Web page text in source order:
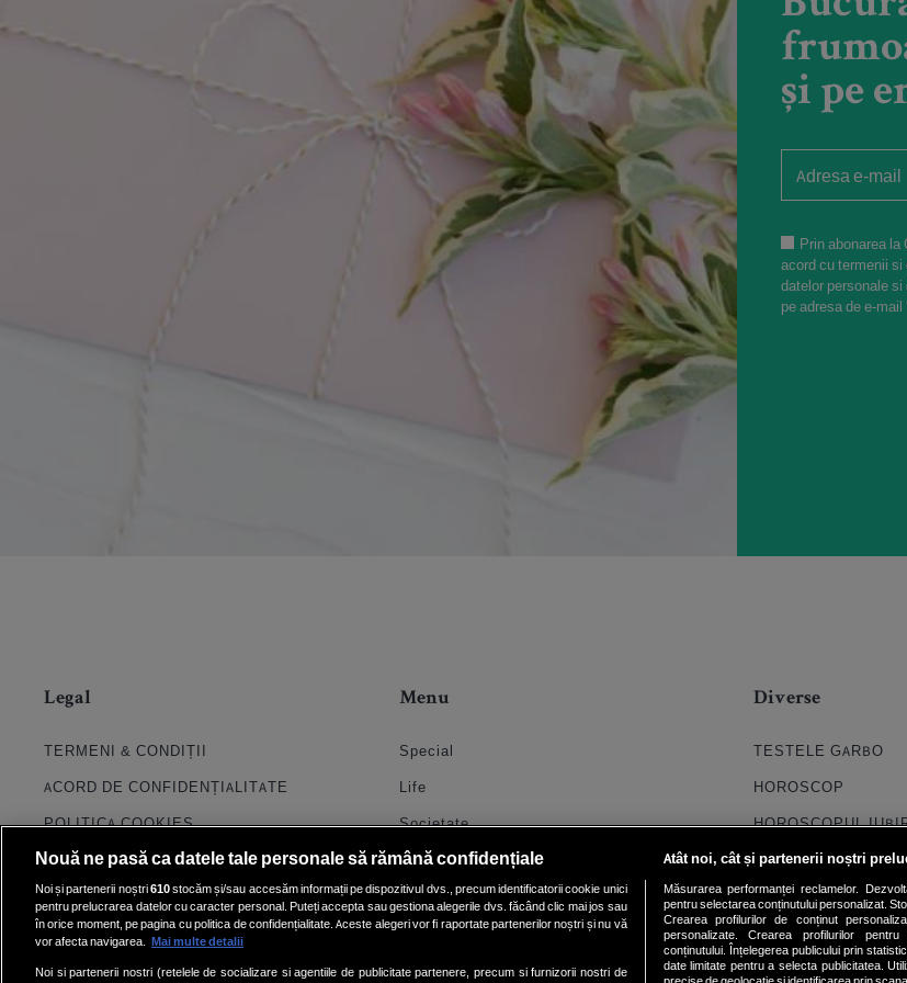
devine competiție
și pe
Prin abonarea
acord cu termenii
datelor personale
pe adresa de e-mail
Legal
TERMENI & CONDIȚII
ACORD DE CONFIDENȚIALITATE
POLITICA COOKIES
PRELUCRAREA DATELOR
CONTACT
SETĂRI COOKIE
Menu
Special
Life
Societate
Stil
Horoscop
Quiz
Echipa
Diverse
TESTELE GARBO
HOROSCOP
HOROSCOPUL
FORUMURI
TRATAMENTE
DICTIONARE NUME
Nouă ne pasă ca datele tale personale să rămână confidențiale
Noi și partenerii noștri610stocăm și/sau accesăm informații pe dispozitivul dvs., precum identificatorii cookie unici
pentru prelucrarea datelor cu caracter personal. Puteți accepta sau gestiona alegerile dvs. făcând clic mai jos sau
în orice moment, pe pagina cu politica de confidențialitate. Aceste alegeri vor fi raportate partenerilor noștri și nu vă
vor afecta navigarea. Mai multe detalii
Noi si partenerii nostri (retelele de socializare si agentiile de publicitate partenere, precum si furnizorii nostri de
Atât noi, cât și partenerii noștri
Măsurarea performanței reclamelor.
pentru selectarea conținutului personalizat.
Crearea profilurilor de conținut
personalizate. Crearea profilurilor
conținutului. Înțelegerea publicului prin
date limitate pentru a selecta publicitatea.